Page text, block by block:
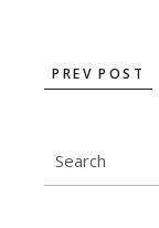
PREV POST
Search
for: